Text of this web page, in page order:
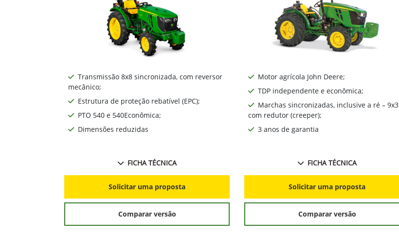
Transmissão 8x8 sincronizada, com reversor
mecânico;
Estrutura de proteção rebatível (EPC);
PTO 540 e 540Econômica;
Dimensões reduzidas
FICHA TÉCNICA
Solicitar uma proposta
Comparar versão
Motor agrícola John Deere;
TDP independente e econômica;
Marchas sincronizadas, inclusive a ré – 9x3
com redutor (creeper);
3 anos de garantia
FICHA TÉCNICA
Solicitar uma proposta
Comparar versão